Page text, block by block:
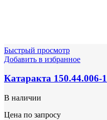
Быстрый просмотр
Добавить в избранное
Катаракта 150.44.006-1
В наличии
Цена по запросу